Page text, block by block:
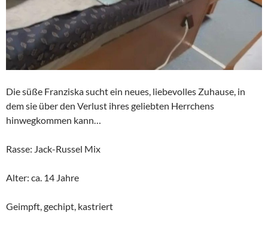
Die süße Franziska sucht ein neues, liebevolles Zuhause, in
dem sie über den Verlust ihres geliebten Herrchens
hinwegkommen kann…
Rasse: Jack-Russel Mix
Alter: ca. 14 Jahre
Geimpft, gechipt, kastriert